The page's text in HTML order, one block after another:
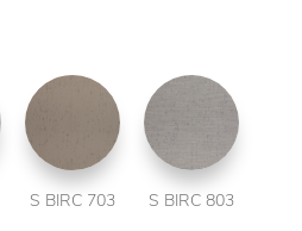
S BIRC 703 S BIRC 803